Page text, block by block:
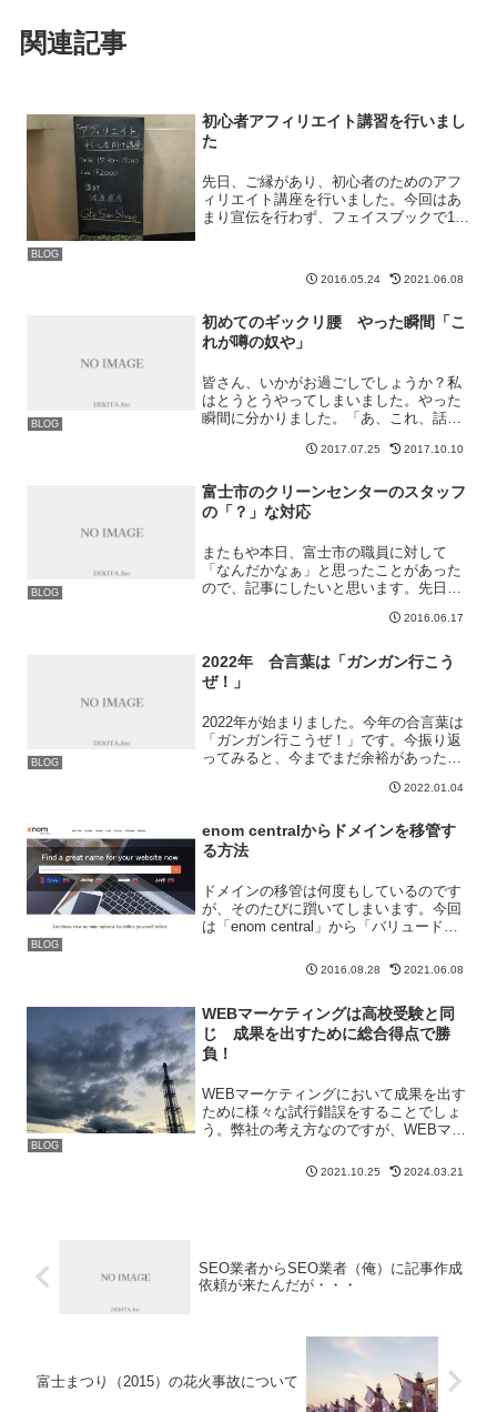
関連記事
BLOG
初心者アフィリエイト講習を行いまし
た
先日、ご縁があり、初心者のためのアフ
ィリエイト講座を行いました。今回はあ
まり宣伝を行わず、フェイスブックで1度
が、その分、個人個人の悩みに応えられ
る環境でのセミナーとな...
2016.05.24 2021.06.08
BLOG
初めてのギックリ腰 やった瞬間「こ
れが噂の奴や」
皆さん、いかがお過ごしでしょうか？私
はとうとうやってしまいました。やった
瞬間に分かりました。「あ、これ、話で
しておきたいと思います。私への戒め、
で。先日、富士祭りがありま...
2017.07.25 2017.10.10
BLOG
富士市のクリーンセンターのスタッフ
の「？」な対応
またもや本日、富士市の職員に対して
「なんだかなぁ」と思ったことがあった
ので、記事にしたいと思います。先日の
は「？」が付くことが多く感じます。真
「？」な職員がいると、悪い印象...
2016.06.17
BLOG
2022年 合言葉は「ガンガン行こう
ぜ！」
2022年が始まりました。今年の合言葉は
「ガンガン行こうぜ！」です。今振り返
ってみると、今までまだ余裕があったと
果となっているかというと、そうではあ
悔はしたくないため、...
2022.01.04
BLOG
enom centralからドメインを移管す
る方法
ドメインの移管は何度もしているのです
が、そのたびに躓いてしまいます。今回
は「enom central」から「バリュードメ
のですが、やはり躓いてしまいました。
ということで、「どのようにドメインを
2016.08.28 2021.06.08
BLOG
WEBマーケティングは高校受験と同
じ 成果を出すために総合得点で勝
負！
WEBマーケティングにおいて成果を出す
ために様々な試行錯誤をすることでしょ
う。弊社の考え方なのですが、WEBマー
であろう「高校受験と同じ」であると考
2021.10.25 2024.03.21
SEO業者からSEO業者（俺）に記事作成
依頼が来たんだが・・・
富士まつり（2015）の花火事故について